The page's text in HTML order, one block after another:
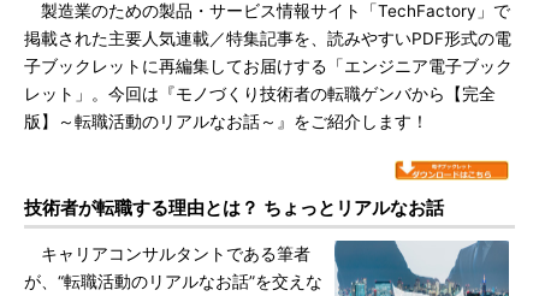
製造業のための製品・サービス情報サイト「TechFactory」で
掲載された主要人気連載／特集記事を、読みやすいPDF形式の電
子ブックレットに再編集してお届けする「エンジニア電子ブック
レット」。今回は『モノづくり技術者の転職ゲンバから【完全
版】～転職活動のリアルなお話～』をご紹介します！
技術者が転職する理由とは？ ちょっとリアルなお話
キャリアコンサルタントである筆者
が、“転職活動のリアルなお話”を交えな